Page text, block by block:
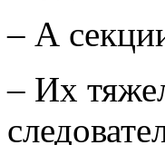
– А
– Их